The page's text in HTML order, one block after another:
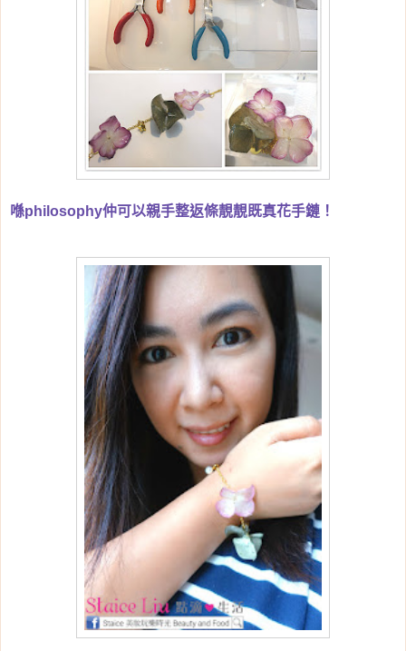
喺philosophy仲可以親手整返條靚靚既真花手鏈！